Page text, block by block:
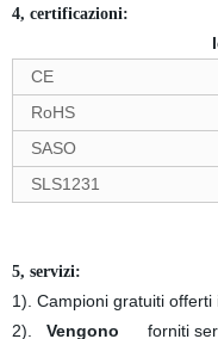
4, certificazioni:
CE
RoHS
SASO
SLS1231
5, servizi:
1). Campioni gratuiti
2).
Vengono forniti